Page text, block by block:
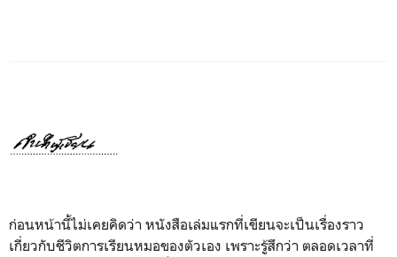
ก่อนหน้านี้ไม่เคยคิดว่า หนังสือเล่มแรกที่เขียนจะเป็นเรื่องราว
เกี่ยวกับชีวิตการเรียนหมอของตัวเอง เพราะรู้สึกว่า ตลอดเวลาที่